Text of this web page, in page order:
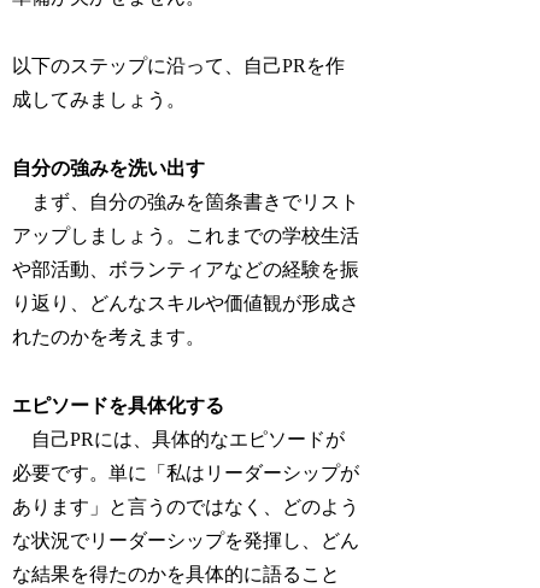
以下のステップに沿って、自己PRを作
成してみましょう。
自分の強みを洗い出す
まず、
自分の強みを箇条書きでリスト
アップしましょう。
これまでの学校生活
や部活動、ボランティアなどの経験を振
り返り、どんなスキルや価値観が形成さ
れたのかを考えます。
エピソードを具体化する
自己PRには、具体的なエピソードが
必要です。単に「私はリーダーシップが
あります」と言うのではなく、どのよう
な状況でリーダーシップを発揮し、どん
な結果を得たのかを具体的に語ること